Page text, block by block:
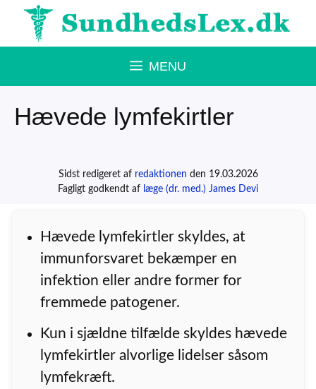
Hop
MENU
Hævede lymfekirtler
Sidst redigeret af redaktionen den 19.03.2026
Fagligt godkendt af læge (dr. med.) James Devi
Hævede lymfekirtler skyldes, at
immunforsvaret bekæmper en
infektion eller andre former for
fremmede patogener.
Kun i sjældne tilfælde skyldes hævede
lymfekirtler alvorlige lidelser såsom
lymfekræft.